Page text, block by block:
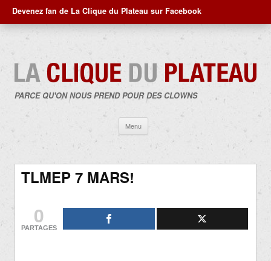
Devenez fan de La Clique du Plateau sur Facebook
PARCE QU'ON NOUS PREND POUR DES CLOWNS
Menu
contenu
TLMEP 7 MARS!
0
PARTAGES